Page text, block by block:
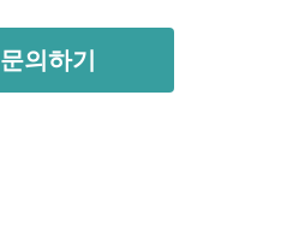
문의하기